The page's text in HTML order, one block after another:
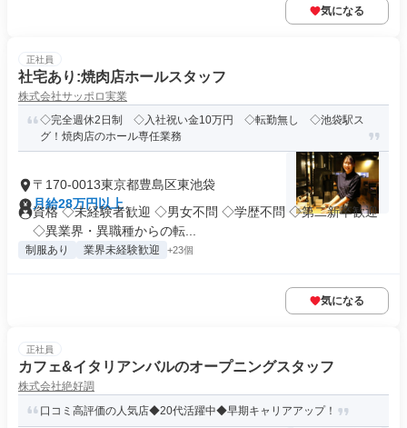
気になる
正社員
社宅あり:焼肉店ホールスタッフ
株式会社サッポロ実業
◇完全週休2日制 ◇入社祝い金10万円 ◇転勤無し ◇池袋駅ス
グ！焼肉店のホール専任業務
〒170-0013東京都豊島区東池袋
月給28万円以上
資格 ◇未経験者歓迎 ◇男女不問 ◇学歴不問 ◇第二新卒歓迎
◇異業界・異職種からの転...
制服あり 業界未経験歓迎 +23個
気になる
正社員
カフェ&イタリアンバルのオープニングスタッフ
株式会社絶好調
口コミ高評価の人気店◆20代活躍中◆早期キャリアアップ！